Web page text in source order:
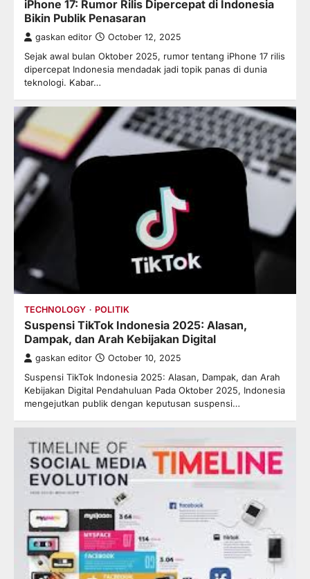
iPhone 17: Rumor Rilis Dipercepat di Indonesia
Bikin Publik Penasaran
gaskan editor October 12, 2025
Sejak awal bulan Oktober 2025, rumor tentang iPhone 17 rilis
dipercepat Indonesia mendadak jadi topik panas di dunia
teknologi. Kabar…
TECHNOLOGY POLITIK
Suspensi TikTok Indonesia 2025: Alasan,
Dampak, dan Arah Kebijakan Digital
gaskan editor October 10, 2025
Suspensi TikTok Indonesia 2025: Alasan, Dampak, dan Arah
Kebijakan Digital Pendahuluan Pada Oktober 2025, Indonesia
mengejutkan publik dengan keputusan suspensi…